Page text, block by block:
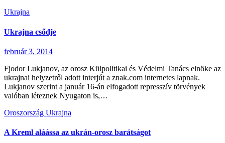
Ukrajna
Ukrajna csődje
február 3, 2014
Fjodor Lukjanov, az orosz Külpolitikai és Védelmi Tanács elnöke az
ukrajnai helyzetről adott interjút a znak.com internetes lapnak.
Lukjanov szerint a január 16-án elfogadott represszív törvények
valóban léteznek Nyugaton is,…
Oroszország Ukrajna
A Kreml aláássa az ukrán-orosz barátságot